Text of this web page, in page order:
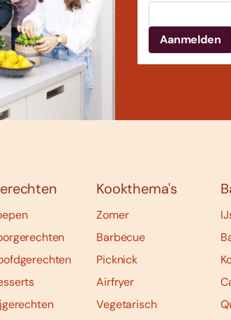
Kookthema's
Zomer
Barbecue
Picknick
Airfryer
Vegetarisch